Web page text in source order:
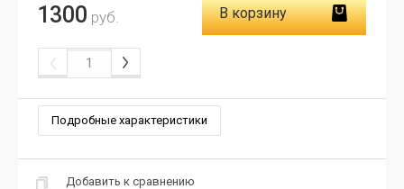
1300 руб. В корзину
Подробные характеристики
Добавить к сравнению